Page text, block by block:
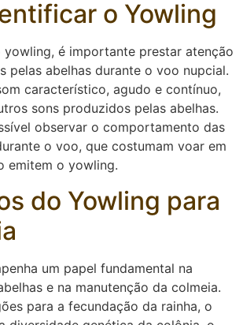
o Yowling
yowling, é importante prestar atenção
pelas abelhas durante o voo nupcial.
característico, agudo e contínuo,
sons produzidos pelas abelhas.
observar o comportamento das
o voo, que costumam voar em
emitem o yowling.
do Yowling para
um papel fundamental na
e na manutenção da colmeia.
para a fecundação da rainha, o